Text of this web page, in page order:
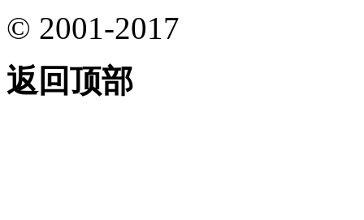
© 2001-2017
返回顶部